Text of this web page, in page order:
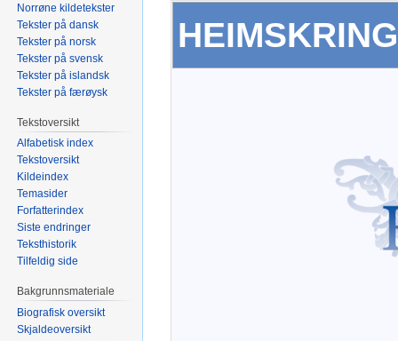
Norrøne kildetekster
Tekster på dansk
Tekster på norsk
Tekster på svensk
Tekster på islandsk
Tekster på færøysk
Tekstoversikt
Alfabetisk index
Tekstoversikt
Kildeindex
Temasider
Forfatterindex
Siste endringer
Teksthistorik
Tilfeldig side
Bakgrunnsmateriale
Biografisk oversikt
Skjaldeoversikt